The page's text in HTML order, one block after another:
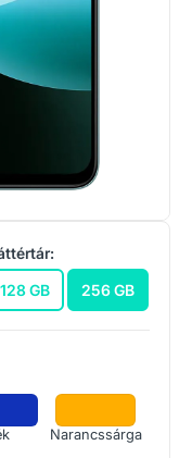
128 GB
256 GB
Narancssárga